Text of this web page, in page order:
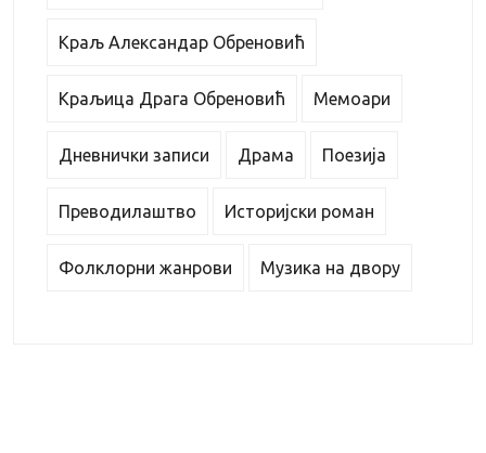
Краљ Александар Обреновић
Краљица Драга Обреновић Мемоари
Дневнички записи Драма Поезија
Преводилаштво Историјски роман
Фолклорни жанрови Музика на двору